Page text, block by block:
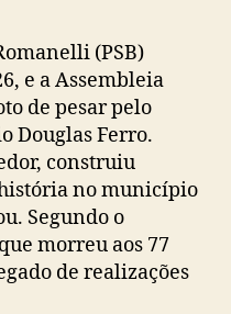
(PSB)
e a Assembleia
de pesar pelo
Douglas Ferro.
construiu
no município
Segundo o
morreu aos 77
de realizações